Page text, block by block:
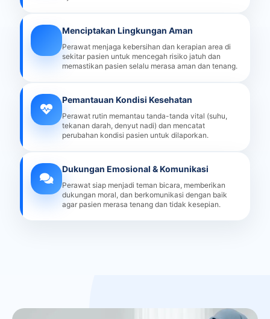
Menciptakan Lingkungan Aman
Perawat menjaga kebersihan dan kerapian area di
sekitar pasien untuk mencegah risiko jatuh dan
memastikan pasien selalu merasa aman dan tenang.
Pemantauan Kondisi Kesehatan
Perawat rutin memantau tanda-tanda vital (suhu,
tekanan darah, denyut nadi) dan mencatat
perubahan kondisi pasien untuk dilaporkan.
Dukungan Emosional & Komunikasi
Perawat siap menjadi teman bicara, memberikan
dukungan moral, dan berkomunikasi dengan baik
agar pasien merasa tenang dan tidak kesepian.